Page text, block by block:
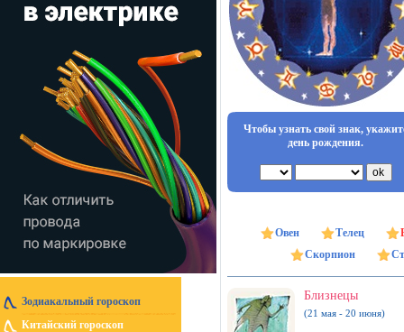
Зодиакальный гороскоп
Китайский гороскоп
Чтобы узнать свой знак,
день рождения.
Овен Телец
Скорпион
Близнецы
(21 мая - 20 июня)